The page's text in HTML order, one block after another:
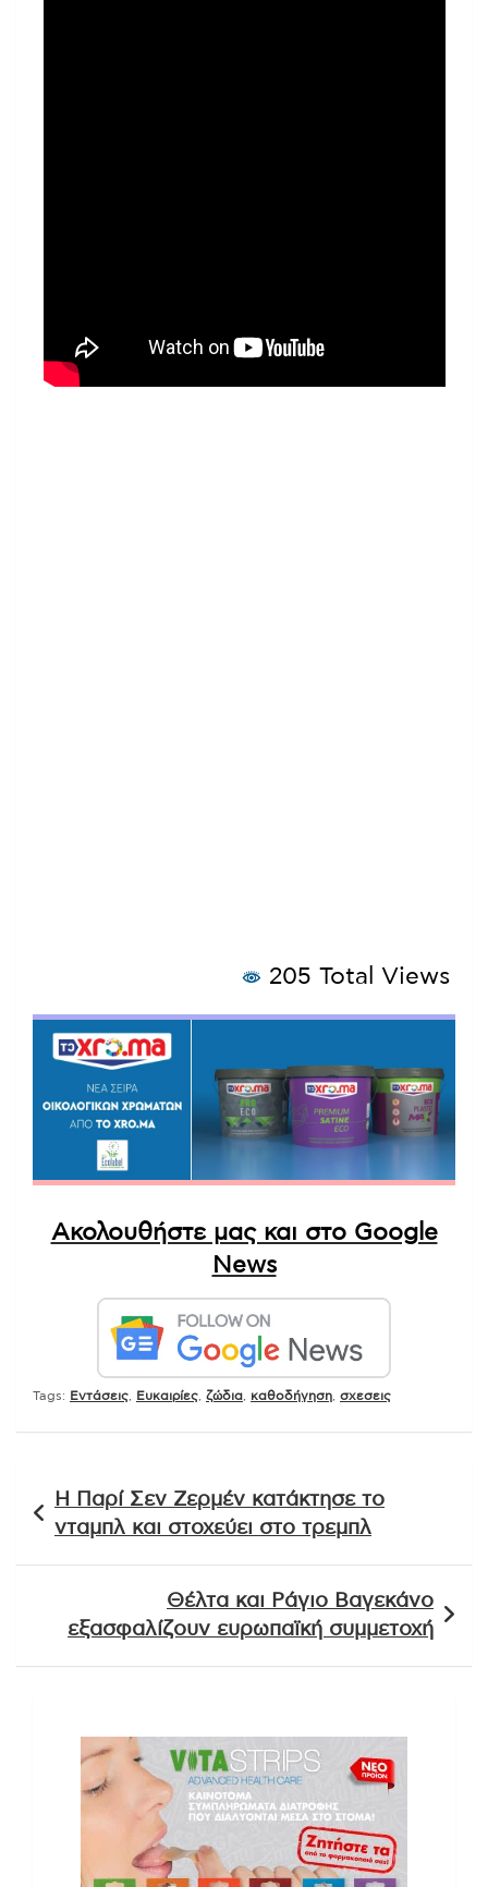
205 Total Views
Ακολουθήστε μας και στο Google
News
Tags: Εντάσεις Ευκαιρίες ζώδια καθοδήγηση σχεσεις
άρθρων
Η Παρί Σεν Ζερμέν κατάκτησε το
νταμπλ και στοχεύει στο τρεμπλ
Θέλτα και Ράγιο Βαγεκάνο
εξασφαλίζουν ευρωπαϊκή συμμετοχή